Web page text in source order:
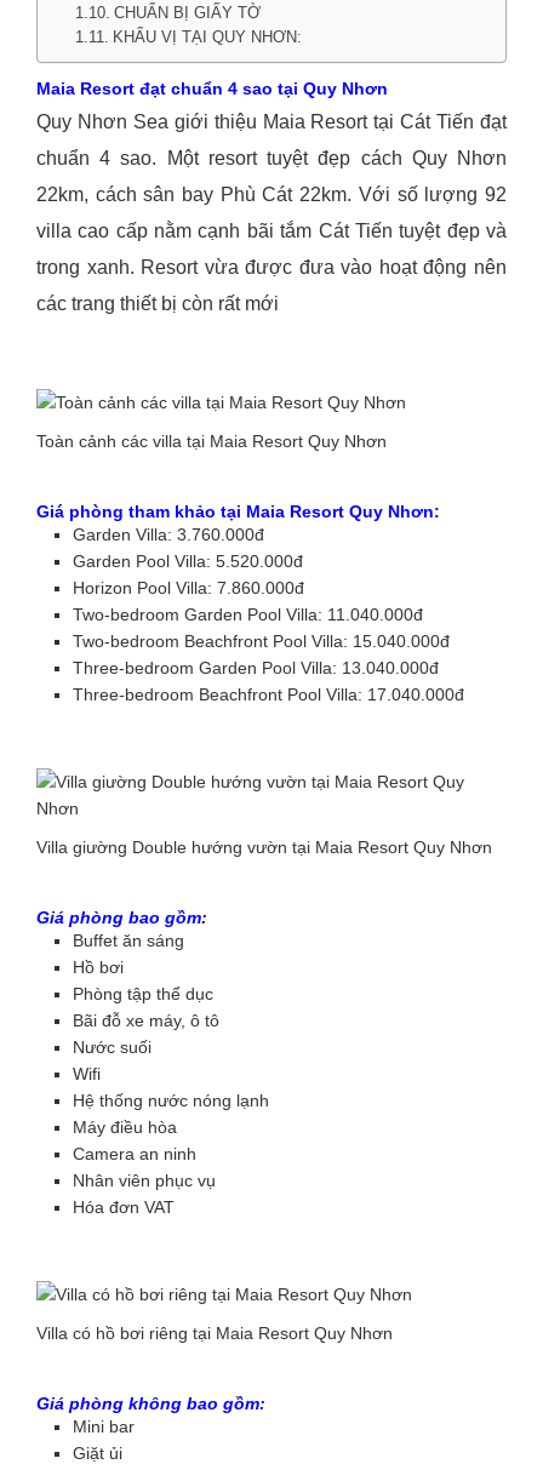
CHUẨN BỊ GIẤY TỜ
KHẨU VỊ TẠI QUY NHƠN:
Maia Resort đạt chuẩn 4 sao tại Quy Nhơn
Quy Nhơn Sea giới thiệu Maia Resort tại Cát Tiến đạt
chuẩn 4 sao. Một resort tuyệt đẹp cách Quy Nhơn
22km, cách sân bay Phù Cát 22km. Với số lượng 92
villa cao cấp nằm cạnh bãi tắm Cát Tiến tuyệt đẹp và
trong xanh. Resort vừa được đưa vào hoạt động nên
các trang thiết bị còn rất mới
Toàn cảnh các villa tại Maia Resort Quy Nhơn
Giá phòng tham khảo tại Maia Resort Quy Nhơn:
Garden Villa: 3.760.000đ
Garden Pool Villa: 5.520.000đ
Horizon Pool Villa: 7.860.000đ
Two-bedroom Garden Pool Villa: 11.040.000đ
Two-bedroom Beachfront Pool Villa: 15.040.000đ
Three-bedroom Garden Pool Villa: 13.040.000đ
Three-bedroom Beachfront Pool Villa: 17.040.000đ
Villa giường Double hướng vườn tại Maia Resort Quy Nhơn
Giá phòng bao gồm:
Buffet ăn sáng
Hồ bơi
Phòng tập thể dục
Bãi đỗ xe máy, ô tô
Nước suối
Wifi
Hệ thống nước nóng lạnh
Máy điều hòa
Camera an ninh
Nhân viên phục vụ
Hóa đơn VAT
Villa có hồ bơi riêng tại Maia Resort Quy Nhơn
Giá phòng không bao gồm:
Mini bar
Giặt ủi